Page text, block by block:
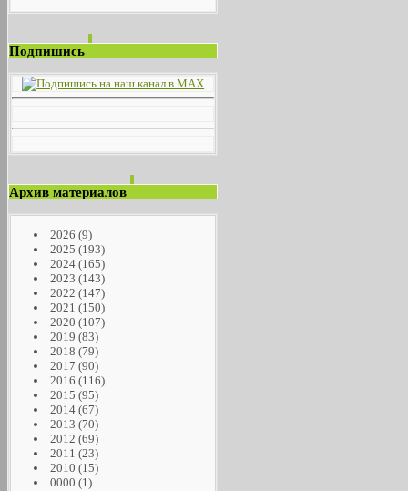
Подпишись
Архив материалов
2026 (9)
2025 (193)
2024 (165)
2023 (143)
2022 (147)
2021 (150)
2020 (107)
2019 (83)
2018 (79)
2017 (90)
2016 (116)
2015 (95)
2014 (67)
2013 (70)
2012 (69)
2011 (23)
2010 (15)
0000 (1)